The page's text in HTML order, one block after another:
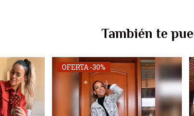
También te
OFERTA -30%